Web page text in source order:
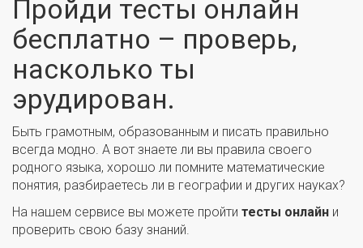
Пройди тесты онлайн
бесплатно – проверь,
насколько ты
эрудирован.
Быть грамотным, образованным и писать правильно
всегда модно. А вот знаете ли вы правила своего
родного языка, хорошо ли помните математические
понятия, разбираетесь ли в географии и других науках?
На нашем сервисе вы можете пройти тесты онлайн и
проверить свою базу знаний.